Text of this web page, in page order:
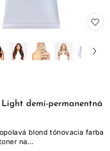
demi-permanentná
blond tónovacia farba
na...